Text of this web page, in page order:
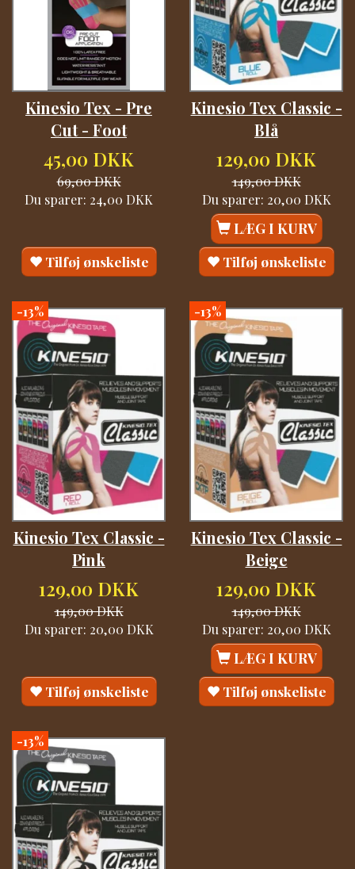
Kinesio Tex - Pre
Cut - Foot
45,00 DKK
69,00 DKK
Du sparer: 24,00 DKK
Tilføj ønskeliste
Kinesio Tex Classic -
Blå
129,00 DKK
149,00 DKK
Du sparer: 20,00 DKK
LÆG I KURV
Tilføj ønskeliste
-13%
Kinesio Tex Classic -
Pink
129,00 DKK
149,00 DKK
Du sparer: 20,00 DKK
Tilføj ønskeliste
-13%
Kinesio Tex Classic -
Beige
129,00 DKK
149,00 DKK
Du sparer: 20,00 DKK
LÆG I KURV
Tilføj ønskeliste
-13%